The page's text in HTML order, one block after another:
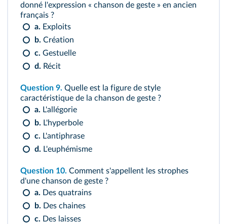
donné l'expression « chanson de geste » en ancien
français ?
a. Exploits
b. Création
c. Gestuelle
d. Récit
Question 9. Quelle est la figure de style
caractéristique de la chanson de geste ?
a. L'allégorie
b. L'hyperbole
c. L'antiphrase
d. L'euphémisme
Question 10. Comment s'appellent les strophes
d'une chanson de geste ?
a. Des quatrains
b. Des chaines
c. Des laisses